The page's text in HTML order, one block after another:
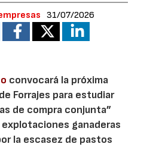
31/07/2026
convocará la próxima
Forrajes para estudiar
de compra conjunta”
explotaciones ganaderas
la escasez de pastos